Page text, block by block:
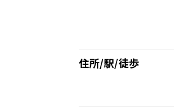
住所/駅/徒歩